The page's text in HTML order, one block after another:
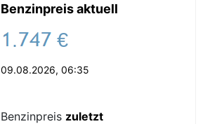
Benzinpreis aktuell
. €
09.08.2026, 06:35
Benzinpreis zuletzt